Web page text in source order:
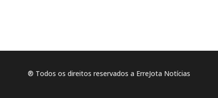
® Todos os direitos reservados a ErreJota Notícias